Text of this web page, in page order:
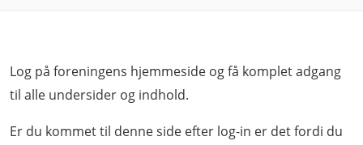
Log på foreningens hjemmeside og få komplet adgang
til alle undersider og indhold.
Er du kommet til denne side efter log-in er det fordi du